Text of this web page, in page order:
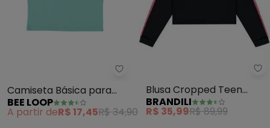
Bee Loop - Camiseta Básica
Camiseta Básica para
Menina (Azul)
BEE LOOP
A partir deR$ 17,45R$ 34,90
Blusa Cropped Teen
Menina em Malha (Preto)
BRANDILI
R$ 35,99R$ 89,99